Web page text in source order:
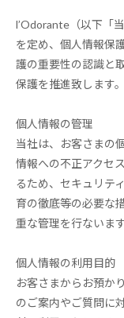
l’Odorante（以下「
を定め、個人情報保
護の重要性の認識と
保護を推進致します。
個人情報の管理
当社は、お客さまの
情報への不正アクセ
るため、セキュリテ
育の徹底等の必要な
重な管理を行ないます
個人情報の利用目的
お客さまからお預か
のご案内やご質問に